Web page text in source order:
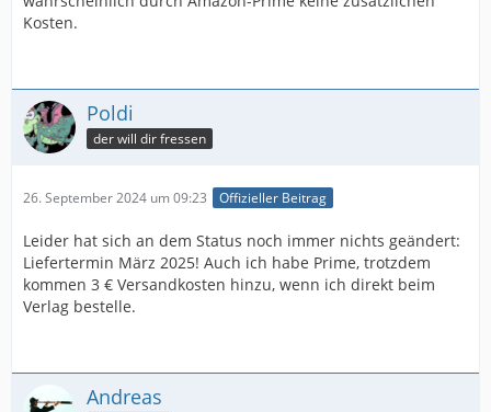
Kosten.
Poldi
der will dir fressen
26. September 2024 um 09:23 Offizieller Beitrag
Leider hat sich an dem Status noch immer nichts geändert:
Liefertermin März 2025! Auch ich habe Prime, trotzdem
kommen 3 € Versandkosten hinzu, wenn ich direkt beim
Verlag bestelle.
Andreas